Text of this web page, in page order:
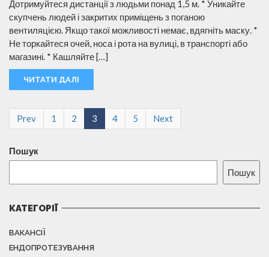
Дотримуйтеся дистанції з людьми понад 1,5 м. * Уникайте
скупчень людей і закритих приміщень з поганою
вентиляцією. Якщо такої можливості немає, вдягніть маску. *
Не торкайтеся очей, носа і рота на вулиці, в транспорті або
магазині. * Кашляйте […]
ЧИТАТИ ДАЛІ
Prev 1 2 3 4 5 Next
Пошук
Пошук
КАТЕГОРІЇ
ВАКАНСІЇ
ЕНДОПРОТЕЗУВАННЯ